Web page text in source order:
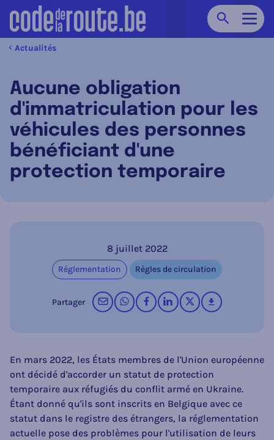
Chercher
Actualités
Aucune obligation
d'immatriculation pour les
véhicules des personnes
bénéficiant d'une
protection temporaire
8 juillet 2022
Réglementation Règles de circulation
Partager par courrier électronique
sur WhatsApp
sur Facebook
sur LinkedIn
op X (Twitter)
télécharger
En mars 2022, les États membres de l'Union européenne
ont décidé d'accorder un statut de protection
temporaire aux réfugiés du conflit armé en Ukraine.
Étant donné qu'ils sont inscrits en Belgique avec ce
statut dans le registre des étrangers, la réglementation
actuelle pose des problèmes pour l'utilisation de leurs